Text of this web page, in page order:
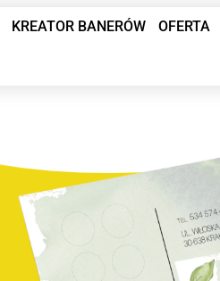
KREATOR BANERÓW OFERTA